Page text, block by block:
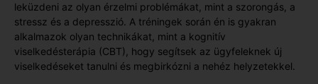
leküzdeni az olyan érzelmi problémákat, mint a szorongás, a
stressz és a depresszió. A tréningek során én is gyakran
alkalmazok olyan technikákat, mint a kognitív
viselkedésterápia (CBT), hogy segítsek az ügyfeleknek új
viselkedéseket tanulni és megbirkózni a nehéz helyzetekkel.